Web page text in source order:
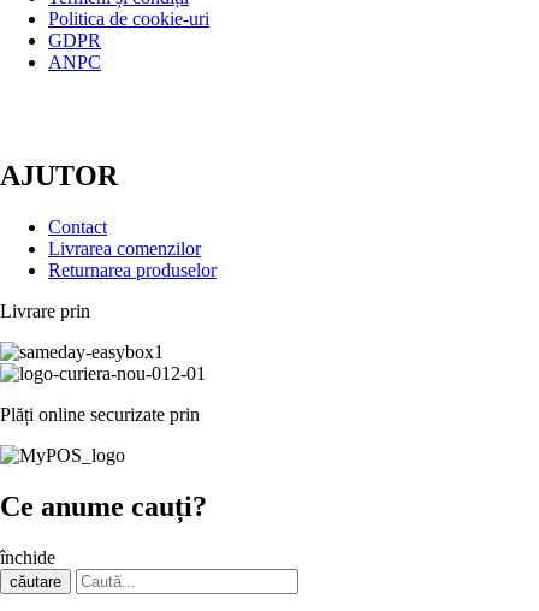
Politica de cookie-uri
GDPR
ANPC
AJUTOR
Contact
Livrarea comenzilor
Returnarea produselor
Livrare prin
Plăți online securizate prin
Ce anume cauți?
închide
căutare